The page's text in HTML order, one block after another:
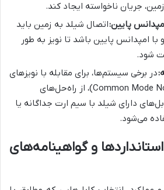
جریان ناخواسته ایجاد کند.
پایین:اتصال شیلد به زمین باید
با امپدانس پایین باشد تا نویز به طور
شود.
در برخی سیستم‌ها، برای مقابله با نویزهای
حالت مشترک (Common Mode Noise)، از راه‌حل‌های
دارای شیلد با سیم ارت جداگانه یا
می‌شود.
استانداردها و گواهینامه‌های